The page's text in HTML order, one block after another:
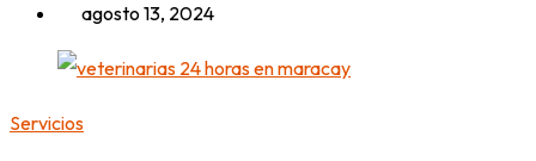
agosto 13, 2024
Servicios